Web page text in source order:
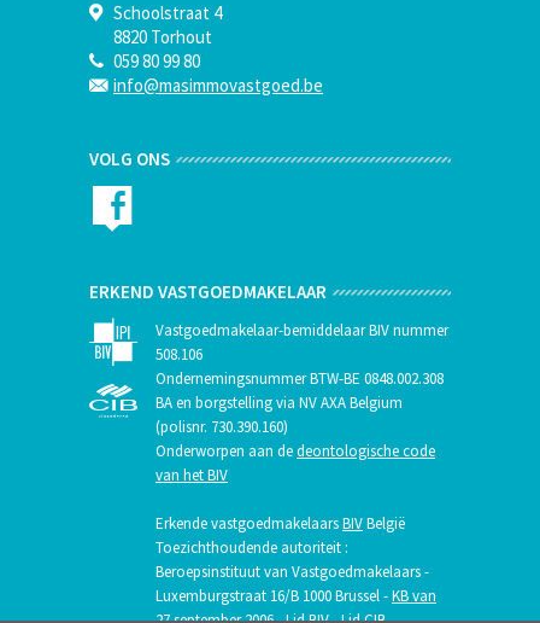
Schoolstraat 4
8820 Torhout
059 80 99 80
info@masimmovastgoed.be
VOLG ONS
ERKEND VASTGOEDMAKELAAR
Vastgoedmakelaar-bemiddelaar BIV nummer
508.106
Ondernemingsnummer BTW-BE 0848.002.308
BA en borgstelling via NV AXA Belgium
(polisnr. 730.390.160)
Onderworpen aan dedeontologische code
van het BIV
Erkende vastgoedmakelaarsBIVBelgië
Toezichthoudende autoriteit :
Beroepsinstituut van Vastgoedmakelaars -
Luxemburgstraat 16/B 1000 Brussel -KB van